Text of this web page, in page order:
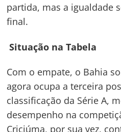
partida, mas a igualdade
final.
Situação na Tabela
Com o empate, o Bahia
agora ocupa a terceira
classificação da Série A,
desempenho na
Criciúma, por sua vez,
Navegação
de
Post